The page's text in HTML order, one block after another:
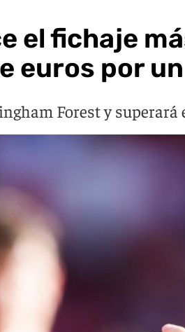
el fichaje
euros por un
Forest y